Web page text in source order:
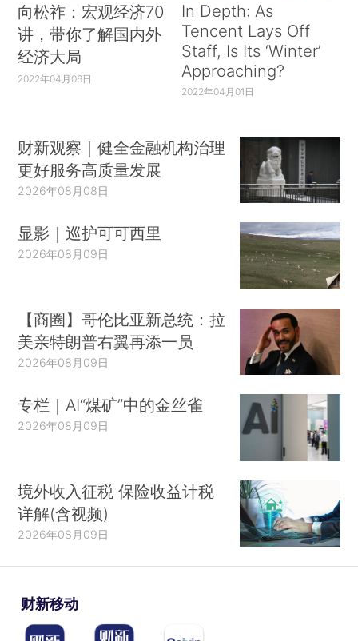
向松祚：宏观经济70
讲，带你了解国内外
经济大局
2022年04月06日
In Depth: As
Tencent Lays Off
Staff, Is Its ‘Winter’
Approaching?
2022年04月01日
财新观察｜健全金融机构治理
更好服务高质量发展
2026年08月08日
显影｜巡护可可西里
2026年08月09日
【商圈】哥伦比亚新总统：拉
美亲特朗普右翼再添一员
2026年08月09日
专栏｜AI“煤矿”中的金丝雀
2026年08月09日
境外收入征税 保险收益计税
详解(含视频)
2026年08月09日
财新移动